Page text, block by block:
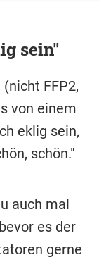
sein"
FFP2,
von einem
eklig sein,
schön."
auch mal
es der
gerne